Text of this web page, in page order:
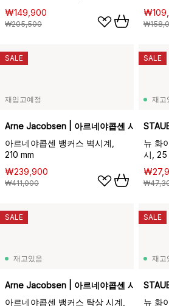
₩149,900
₩205,500
재입고예정
Arne Jacobsen | 아르네야콥센 시계
아르네야콥센 뱅커스 벽시계,
210 mm
₩239,900
₩411,000
SALE
재고
뉴 화
시, 25
SALE
재고있음
Arne Jacobsen | 아르네야콥센 시계
아르네야콥센 뱅커스 탁상 시계,
SALE
재고
뉴 화
SALE